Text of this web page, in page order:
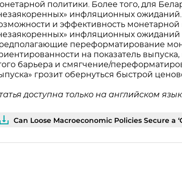
политики. Более того, для
инфляционных
и эффективность
инфляционных ожиданий
переформатирование
на показатель
барьера и смягчение/
грозит обернуться быстрой
доступна только на английском
Can Loose Macroeconomic Policies Secure a